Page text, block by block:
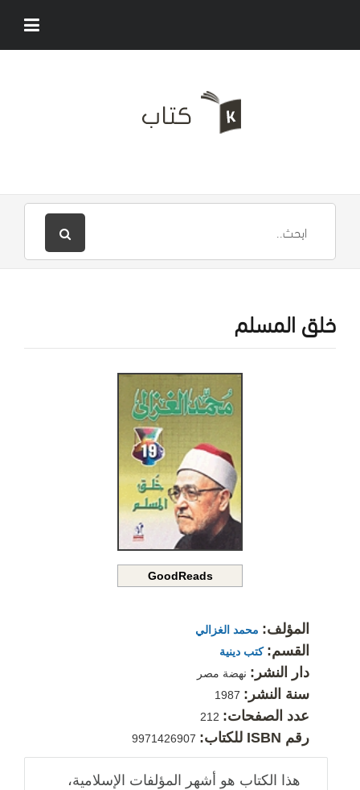
خلق المسلم
GoodReads
المؤلف: محمد الغزالي
القسم: كتب دينية
دار النشر: نهضة مصر
سنة النشر:
عدد الصفحات:
رقم ISBN للكتاب: 9971426907
هذا الكتاب هو أشهر المؤلفات الإسلامية،